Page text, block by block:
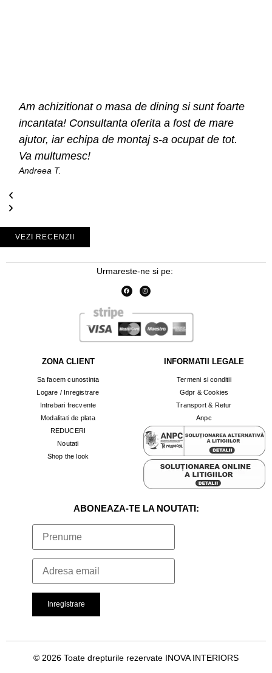
Am achizitionat o masa de dining si sunt foarte
incantata! Consultanta oferita a fost de mare
ajutor, iar echipa de montaj s-a ocupat de tot.
Va multumesc!
Andreea T.
VEZI RECENZII
Urmareste-ne si pe:
ZONA CLIENT
Sa facem cunostinta
Logare / Inregistrare
Intrebari frecvente
Modalitati de plata
REDUCERI
Noutati
Shop the look
INFORMATII LEGALE
Termeni si conditii
Gdpr & Cookies
Transport & Retur
Anpc
ABONEAZA-TE LA NOUTATI:
© 2026 Toate drepturile rezervate INOVA INTERIORS